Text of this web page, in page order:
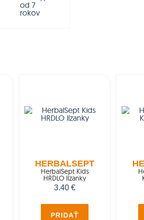
HERBALSEPT
HerbalSept Kids
HRDLO lízanky
3.40 €
PRIDAŤ